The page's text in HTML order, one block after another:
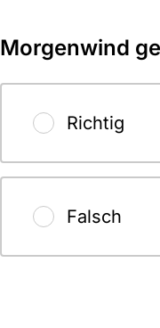
Morgenwind
Richtig
Falsch